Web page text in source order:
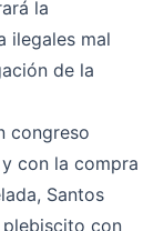
la
ilegales mal
de la
congreso
con la compra
Santos
con